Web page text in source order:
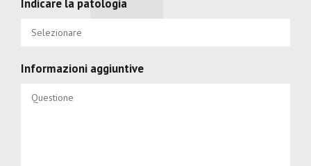
Indicare la patologia
Informazioni aggiuntive